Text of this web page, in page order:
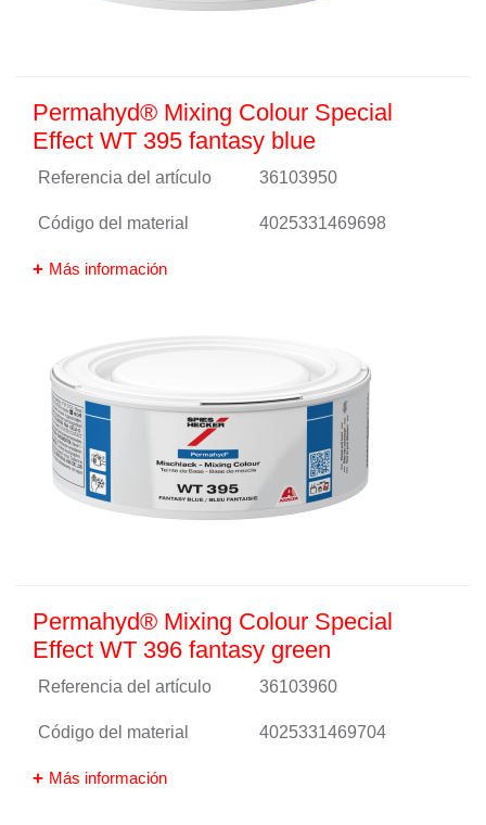
Permahyd® Mixing Colour Special
Effect WT 395 fantasy blue
Referencia del artículo 36103950
Código del material 4025331469698
Más información
Permahyd® Mixing Colour Special
Effect WT 396 fantasy green
Referencia del artículo 36103960
Código del material 4025331469704
Más información